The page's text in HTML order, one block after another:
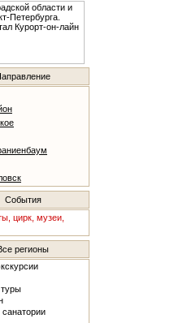
События
цирк, музеи,
регионы